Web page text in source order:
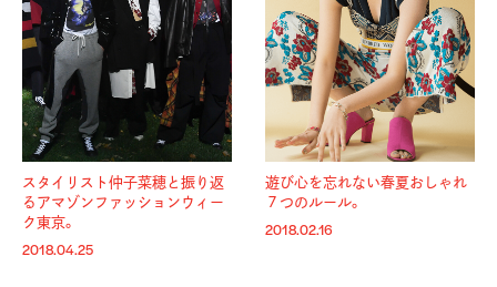
スタイリスト仲子菜穂と振り返
るアマゾンファッションウィー
ク東京。
2018.04.25
遊び心を忘れない春夏おしゃれ
７つのルール。
2018.02.16